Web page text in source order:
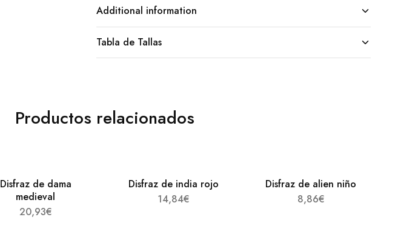
Additional information
Tabla de Tallas
Productos relacionados
Disfraz de dama
medieval
20,93€
Disfraz de india rojo
14,84€
Disfraz de alien niño
8,86€